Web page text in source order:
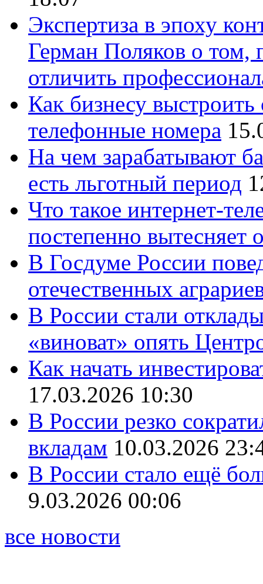
Экспертиза в эпоху
Герман Поляков о том,
отличить
Как бизнесу
телефонные номера
На чем зарабатывают
есть льготный период
Что такое интернет-
постепенно вытесняет
В Госдуме России
отечественных
В России стали
«виноват» опять
Как начать
17.03.2026 10:30
В России резко
вкладам 10.03.2026
В России стало ещё
9.03.2026 00:06
все новости